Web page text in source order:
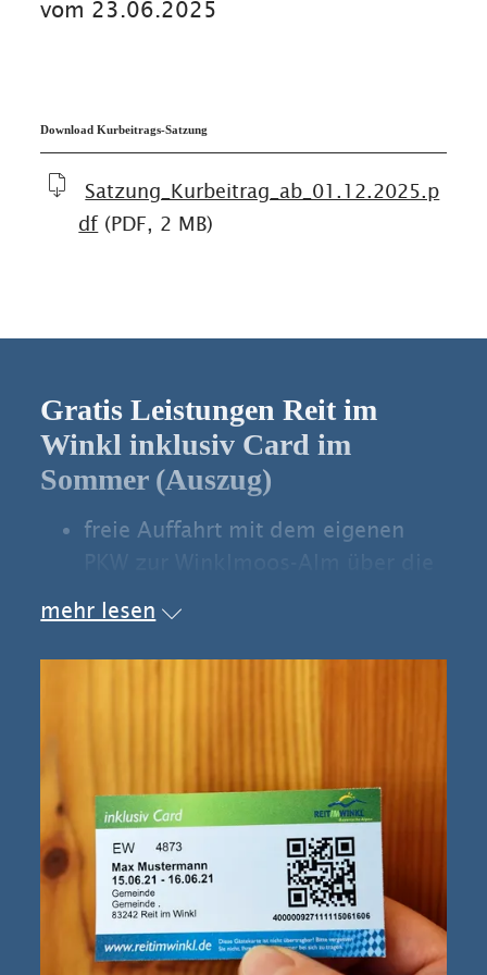
vom 23.06.2025
Download Kurbeitrags-Satzung
Satzung_Kurbeitrag_ab_01.12.2025.p
df(PDF, 2 MB)
Gratis Leistungen Reit im
Winkl inklusiv Card im
Sommer (Auszug)
freie Auffahrt mit dem eigenen
täglich)
Fahrt mit dem Wanderbus
gemeindlichen Parkplätzen im Ort
(Tourist Information,
Weitseestraße, Am Hauchen,
Schwimmbadstraße, Festsaal)
Tourentagebuch
Teilnahme an ausgewählten
mehr lesen